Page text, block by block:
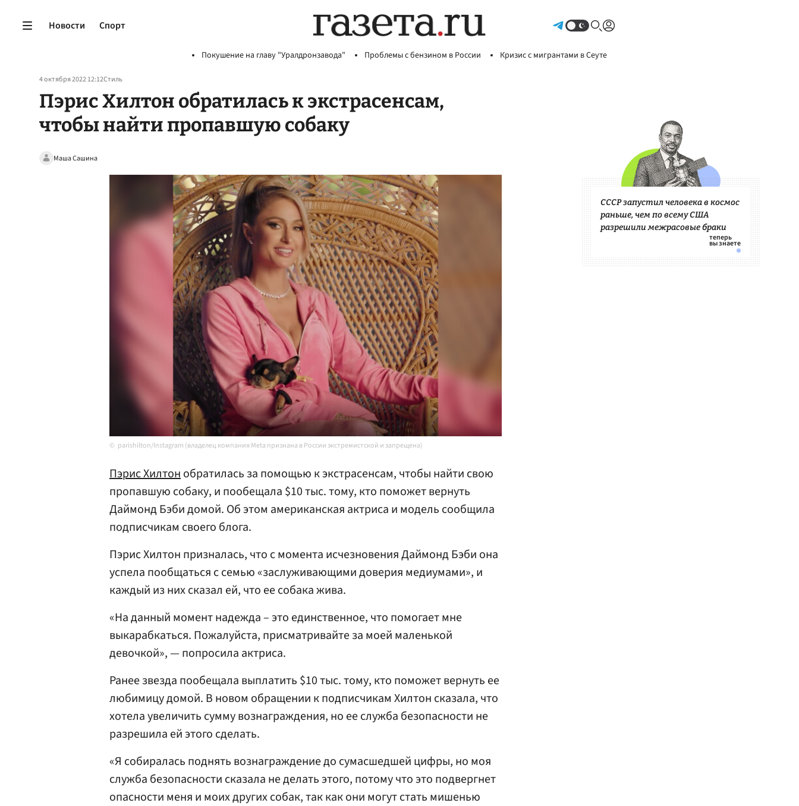
Новости Спорт
Покушение на главу "Уралдронзавода" Проблемы с бензином в России Кризис с мигрантами в Сеуте
4 октября 2022 12:12Стиль
Пэрис Хилтон обратилась к экстрасенсам,
чтобы найти пропавшую собаку
Маша Сашина
parishilton/Instagram (владелец компания Meta признана в России экстремистской и запрещена)
Пэрис Хилтонобратилась за помощью к экстрасенсам, чтобы найти свою
пропавшую собаку, и пообещала $10 тыс. тому, кто поможет вернуть
Даймонд Бэби домой. Об этом американская актриса и модель сообщила
подписчикам своего блога.
Пэрис Хилтон призналась, что с момента исчезновения Даймонд Бэби она
успела пообщаться с семью «заслуживающими доверия медиумами», и
каждый из них сказал ей, что ее собака жива.
«На данный момент надежда – это единственное, что помогает мне
выкарабкаться. Пожалуйста, присматривайте за моей маленькой
девочкой», — попросила актриса.
Ранее звезда пообещала выплатить $10 тыс. тому, кто поможет вернуть ее
любимицу домой. В новом обращении к подписчикам Хилтон сказала, что
хотела увеличить сумму вознаграждения, но ее служба безопасности не
разрешила ей этого сделать.
«Я собиралась поднять вознаграждение до сумасшедшей цифры, но моя
служба безопасности сказала не делать этого, потому что это подвергнет
опасности меня и моих других собак, так как они могут стать мишенью
СССР запустил человека в космос
раньше, чем по всему США
разрешили межрасовые браки